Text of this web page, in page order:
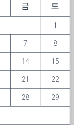
금 토
1
7 8
14 15
21 22
28 29